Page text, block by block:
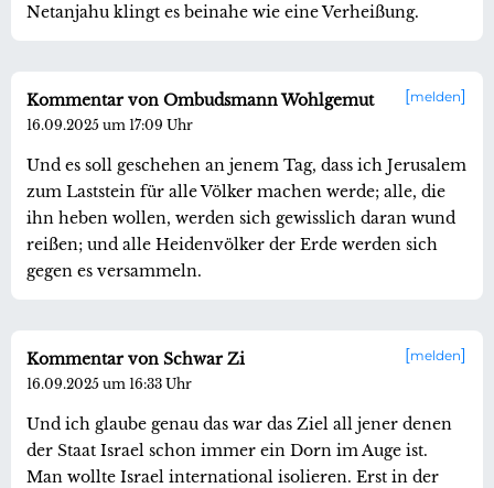
Netanjahu klingt es beinahe wie eine Verheißung.
melden
Kommentar von Ombudsmann Wohlgemut
16.09.2025 um 17:09 Uhr
Und es soll geschehen an jenem Tag, dass ich Jerusalem
zum Laststein für alle Völker machen werde; alle, die
ihn heben wollen, werden sich gewisslich daran wund
reißen; und alle Heidenvölker der Erde werden sich
gegen es versammeln.
melden
Kommentar von Schwar Zi
16.09.2025 um 16:33 Uhr
Und ich glaube genau das war das Ziel all jener denen
der Staat Israel schon immer ein Dorn im Auge ist.
Man wollte Israel international isolieren. Erst in der